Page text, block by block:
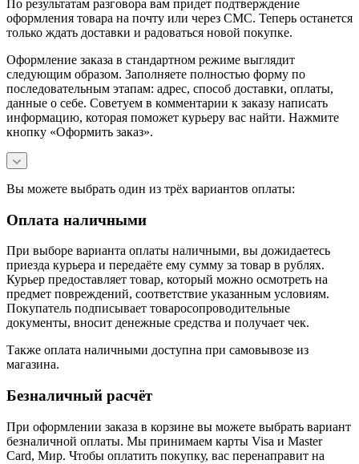
По результатам разговора вам придет подтверждение
оформления товара на почту или через СМС. Теперь останется
только ждать доставки и радоваться новой покупке.
Оформление заказа в стандартном режиме выглядит
следующим образом. Заполняете полностью форму по
последовательным этапам: адрес, способ доставки, оплаты,
данные о себе. Советуем в комментарии к заказу написать
информацию, которая поможет курьеру вас найти. Нажмите
кнопку «Оформить заказ».
Вы можете выбрать один из трёх вариантов оплаты:
Оплата наличными
При выборе варианта оплаты наличными, вы дожидаетесь
приезда курьера и передаёте ему сумму за товар в рублях.
Курьер предоставляет товар, который можно осмотреть на
предмет повреждений, соответствие указанным условиям.
Покупатель подписывает товаросопроводительные
документы, вносит денежные средства и получает чек.
Также оплата наличными доступна при самовывозе из
магазина.
Безналичный расчёт
При оформлении заказа в корзине вы можете выбрать вариант
безналичной оплаты. Мы принимаем карты Visa и Master
Card, Мир. Чтобы оплатить покупку, вас перенаправит на